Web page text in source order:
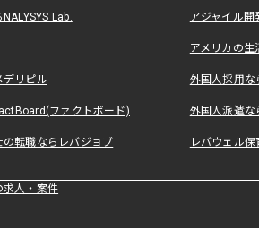
Lab. アジャイル
アメリカの
デリピル 外国人採用
ファクトボード) 外国人派遣な
の転職ならレバジョブ レバウェル
求人・案件